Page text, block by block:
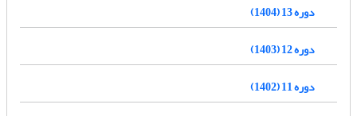
دوره 13 (1404)
دوره 12 (1403)
دوره 11 (1402)